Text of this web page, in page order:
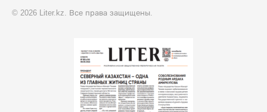
© 2026 Liter.kz. Все права защищены.